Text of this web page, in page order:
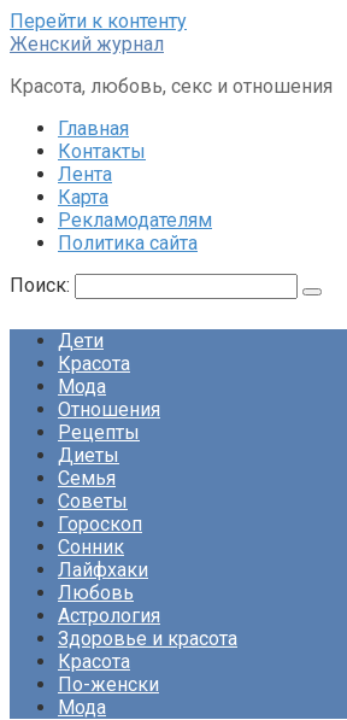
Перейти к контенту
Женский журнал
Красота, любовь, секс и отношения
Главная
Контакты
Лента
Карта
Рекламодателям
Политика сайта
Поиск:
Дети
Красота
Мода
Отношения
Рецепты
Диеты
Семья
Советы
Гороскоп
Сонник
Лайфхаки
Любовь
Астрология
Здоровье и красота
Красота
По-женски
Мода